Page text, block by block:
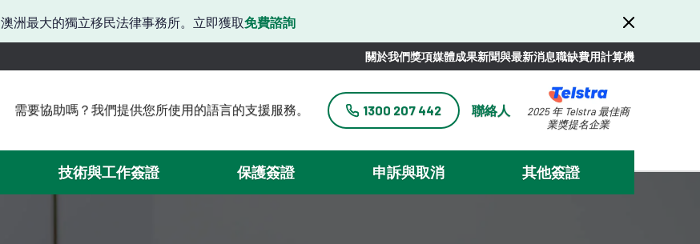
澳洲最大的獨立移民法律事務所。立即獲取免費諮詢
關於我們獎項媒體成果新聞與最新消息職缺費用計算機
需要協助嗎？我們提供您所使用的語言的支援服務。
請問需要協助嗎？我們提供中文服務。
需要簽證方面的協助嗎？我們可以提供西班牙語服務。
我們在此提供越南語支援。
1300 207 442 聯絡人
2025 年 Telstra 最佳商
業獎提名企業
技術與工作簽證 保護簽證 申訴與取消 其他簽證